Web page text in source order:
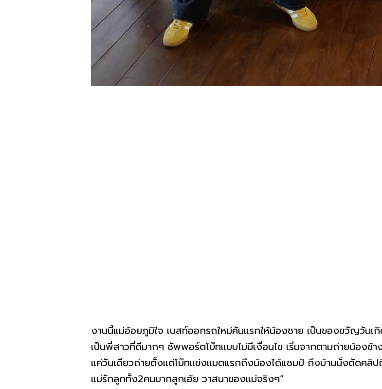
งานนี้แม่อ้อยภูมิใจ เบสท์ออกรถใหม่คันแรกให้น้องชาย เป็นของขวัญวันเ
เป็นพี่สาวที่ดีมากๆ ซัพพอร์ตโบ๊ทแบบไม่มีเงื่อนไข เริ่มจากตามถ่ายน้องข้
แค่วันเดียวถ่ายตั้งแต่โบ๊ทแข่งแมตแรกถึงน้องได้แชมป์ ถึงบ้านนั่งตัดคลิ
แม่รักลูกทั้ง2คนมากลูกเอ้ย วาสนาของแม่จริงๆ”